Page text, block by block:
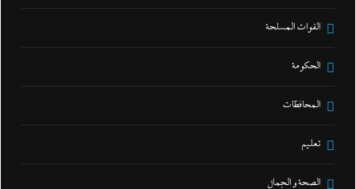
القوات المسلحة
الحكومة
المحافظات
تعليم
الصحة و الجمال